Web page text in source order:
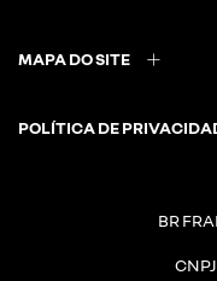
MAPA DO SITE
POLÍTICA DE
BR